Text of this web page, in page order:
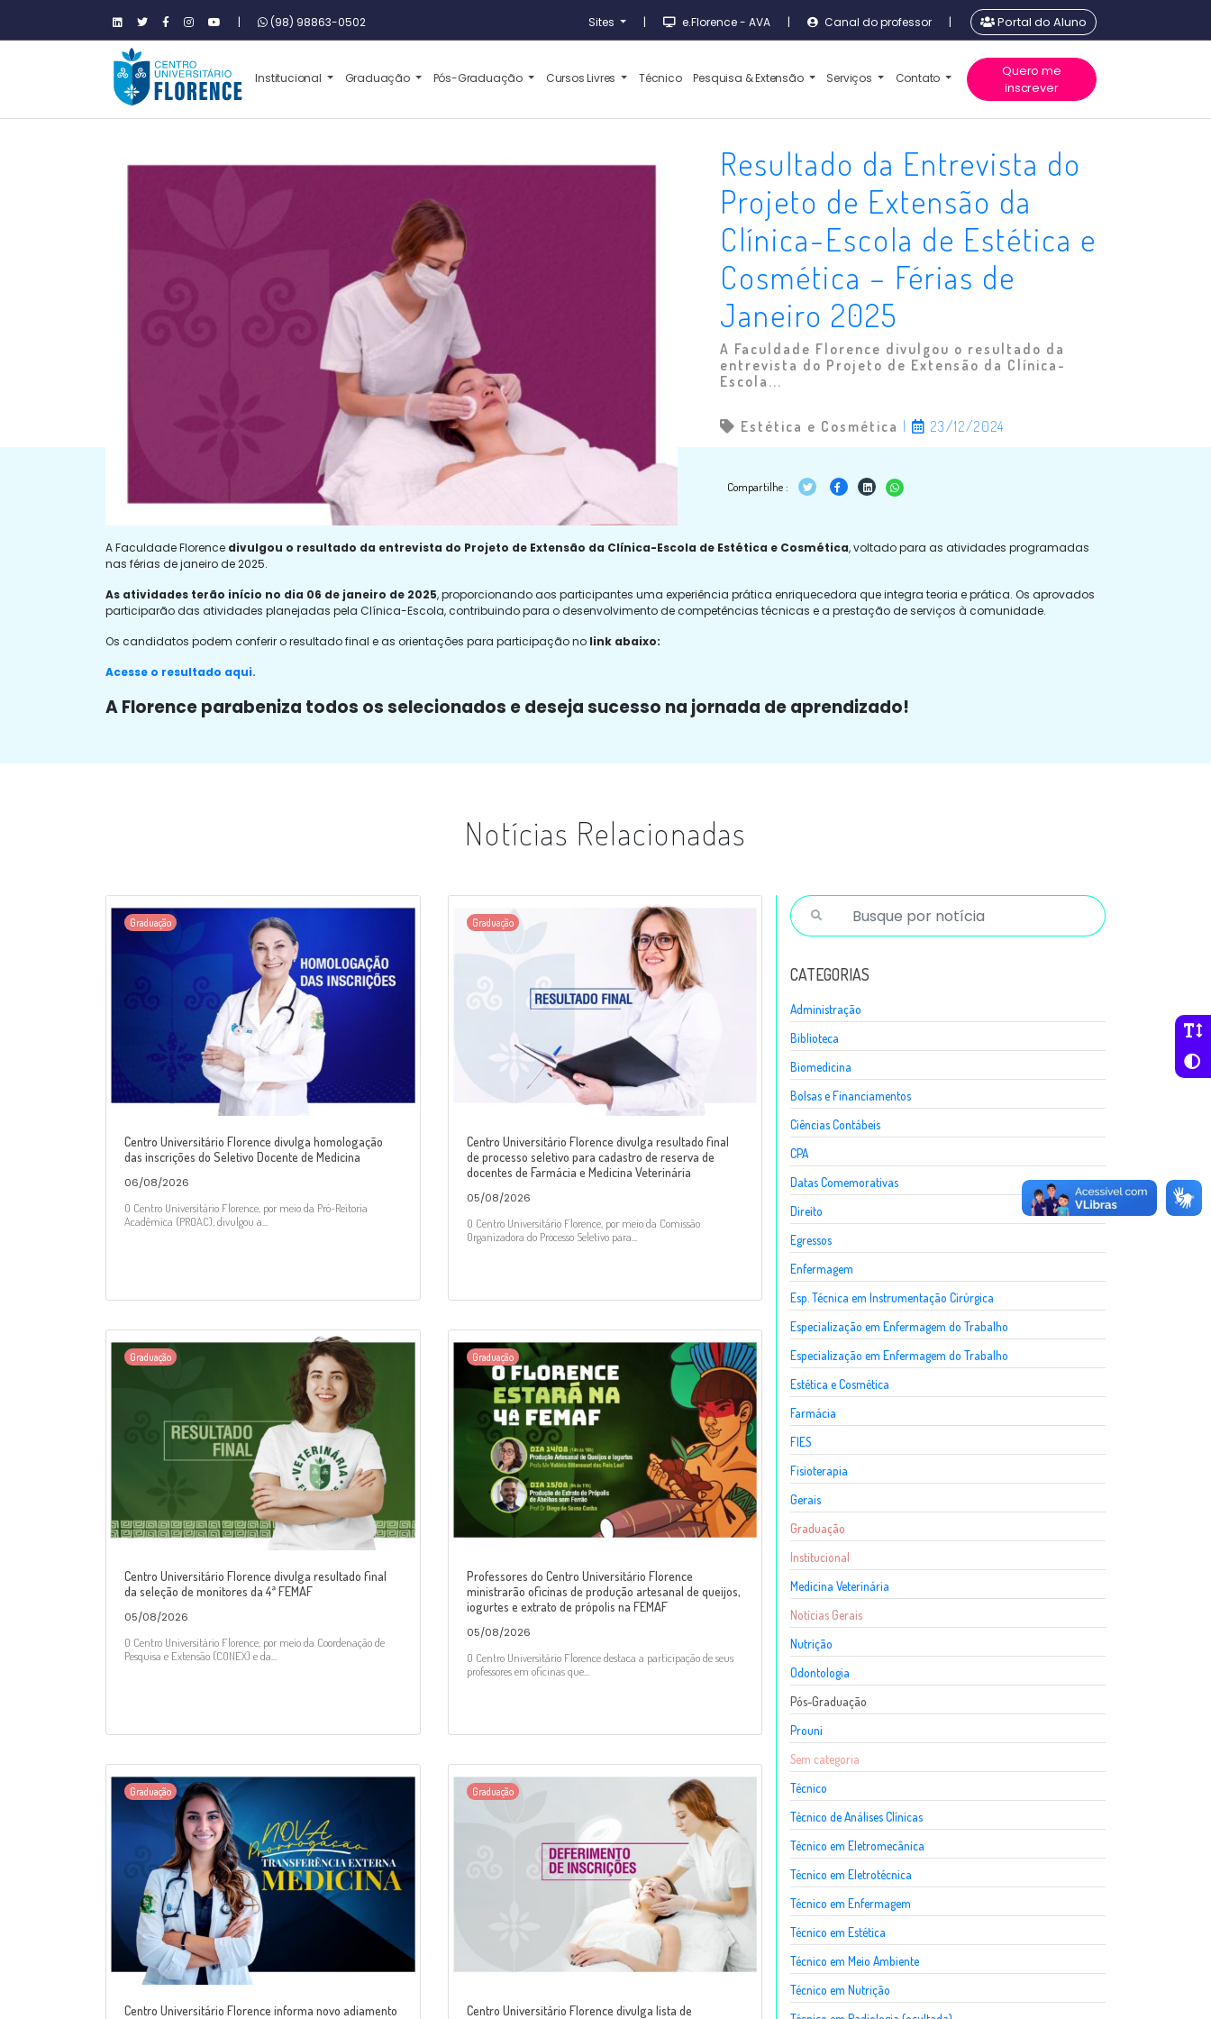
| (98) 98863-0502 Sites | e.Florence - AVA | Canal do professor | Portal do Aluno
Institucional Graduação Pós-Graduação Cursos Livres Técnico Pesquisa & Extensão Serviços Contato
Quero me
inscrever
Resultado da Entrevista do
Projeto de Extensão da
Clínica-Escola de Estética e
Cosmética – Férias de
Janeiro 2025
A Faculdade Florence divulgou o resultado da
entrevista do Projeto de Extensão da Clínica-
Escola...
Estética e Cosmética 23/12/2024
Compartilhe :
A Faculdade Florence divulgou o resultado da entrevista do Projeto de Extensão da Clínica-Escola de Estética e Cosmética, voltado para as atividades programadas
nas férias de janeiro de 2025.
As atividades terão início no dia 06 de janeiro de 2025, proporcionando aos participantes uma experiência prática enriquecedora que integra teoria e prática. Os aprovados
participarão das atividades planejadas pela Clínica-Escola, contribuindo para o desenvolvimento de competências técnicas e a prestação de serviços à comunidade.
Os candidatos podem conferir o resultado final e as orientações para participação no link abaixo:
Acesse o resultado aqui.
A Florence parabeniza todos os selecionados e deseja sucesso na jornada de aprendizado!
Notícias Relacionadas
Graduação
Centro Universitário Florence divulga homologação
das inscrições do Seletivo Docente de Medicina
06/08/2026
O Centro Universitário Florence, por meio da Pró-Reitoria
Acadêmica (PROAC), divulgou a...
Graduação
Centro Universitário Florence divulga resultado final
de processo seletivo para cadastro de reserva de
docentes de Farmácia e Medicina Veterinária
05/08/2026
O Centro Universitário Florence, por meio da Comissão
Organizadora do Processo Seletivo para...
Graduação
Centro Universitário Florence divulga resultado final
da seleção de monitores da 4ª FEMAF
05/08/2026
O Centro Universitário Florence, por meio da Coordenação de
Pesquisa e Extensão (CONEX) e da...
Graduação
Professores do Centro Universitário Florence
ministrarão oficinas de produção artesanal de queijos,
iogurtes e extrato de própolis na FEMAF
05/08/2026
O Centro Universitário Florence destaca a participação de seus
professores em oficinas que...
Graduação
Centro Universitário Florence informa novo adiamento
Graduação
Centro Universitário Florence divulga lista de
CATEGORIAS
Administração
Biblioteca
Biomedicina
Bolsas e Financiamentos
Ciências Contábeis
CPA
Datas Comemorativas
Direito
Egressos
Enfermagem
Esp. Técnica em Instrumentação Cirúrgica
Especialização em Enfermagem do Trabalho
Especialização em Enfermagem do Trabalho
Estética e Cosmética
Farmácia
FIES
Fisioterapia
Gerais
Graduação
Institucional
Medicina Veterinária
Notícias Gerais
Nutrição
Odontologia
Pós-Graduação
Prouni
Sem categoria
Técnico
Técnico de Análises Clínicas
Técnico em Eletromecânica
Técnico em Eletrotécnica
Técnico em Enfermagem
Técnico em Estética
Técnico em Meio Ambiente
Técnico em Nutrição